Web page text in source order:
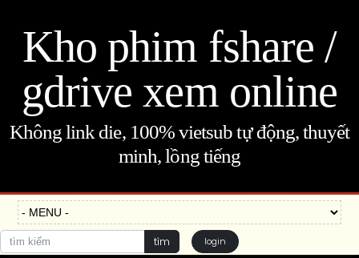
Kho phim fshare /
gdrive xem online
Không link die, 100% vietsub tự động, thuyết
minh, lồng tiếng
tìm login